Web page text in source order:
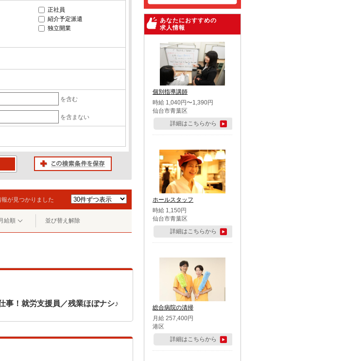
正社員
紹介予定派遣
独立開業
を含む
を含まない
報が見つかりました
給順 並び替え解除
事！就労支援員／残業ほぼナシ♪
あなたにおすすめの
求人情報
個別指導講師
時給 1,040円〜1,390円
仙台市青葉区
詳細はこちらから
ホールスタッフ
時給 1,150円
仙台市青葉区
詳細はこちらから
総合病院の清掃
月給 257,400円
港区
詳細はこちらから